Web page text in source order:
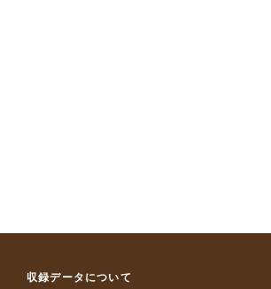
収録データについて